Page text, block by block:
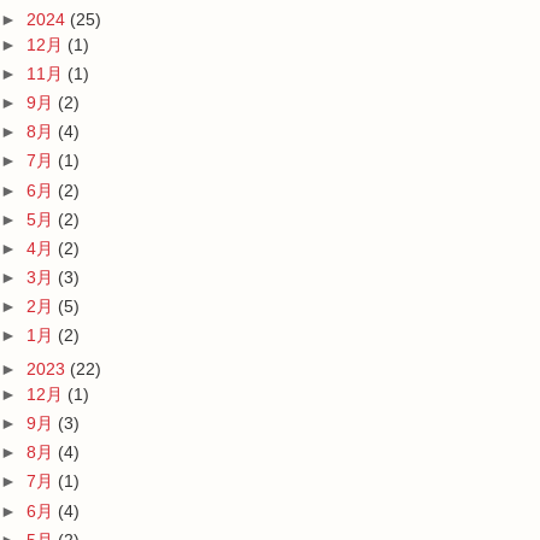
► 2024 (25)
► 12月 (1)
► 11月 (1)
► 9月 (2)
► 8月 (4)
► 7月 (1)
► 6月 (2)
► 5月 (2)
► 4月 (2)
► 3月 (3)
► 2月 (5)
► 1月 (2)
► 2023 (22)
► 12月 (1)
► 9月 (3)
► 8月 (4)
► 7月 (1)
► 6月 (4)